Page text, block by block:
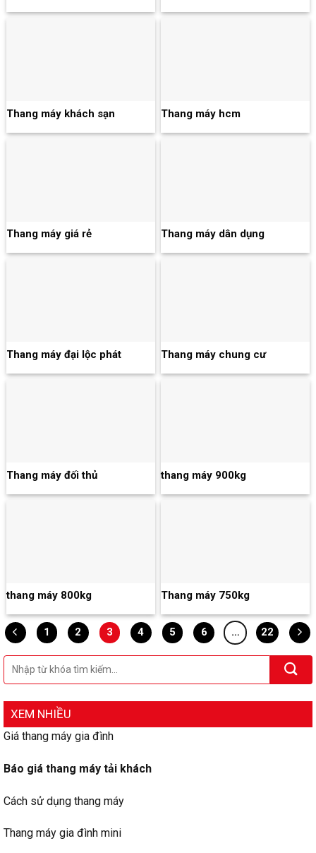
XEM NHIỀU
Giá thang máy gia đình
Báo giá thang máy tải khách
Cách sử dụng thang máy
Thang máy gia đình mini
Thang máy khách sạn Thang máy hcm
Thang máy giá rẻ Thang máy dân dụng
Thang máy đại lộc phát Thang máy chung cư
Thang máy đối thủ thang máy 900kg
thang máy 800kg Thang máy 750kg
1 2 3 4 5 6 … 22